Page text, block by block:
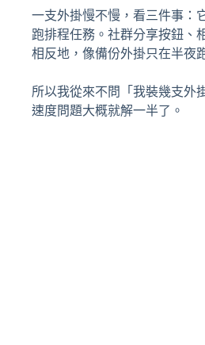
一支外掛慢不慢，看三件事：
跑排程任務。社群分享按鈕、
相反地，像備份外掛只在半夜
所以我從來不問「我裝幾支外
速度問題大概就解一半了。